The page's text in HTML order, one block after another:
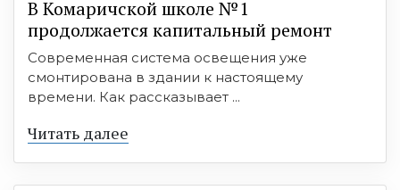
В Комаричской школе №1
продолжается капитальный ремонт
Современная система освещения уже
смонтирована в здании к настоящему
времени. Как рассказывает ...
Читать далее